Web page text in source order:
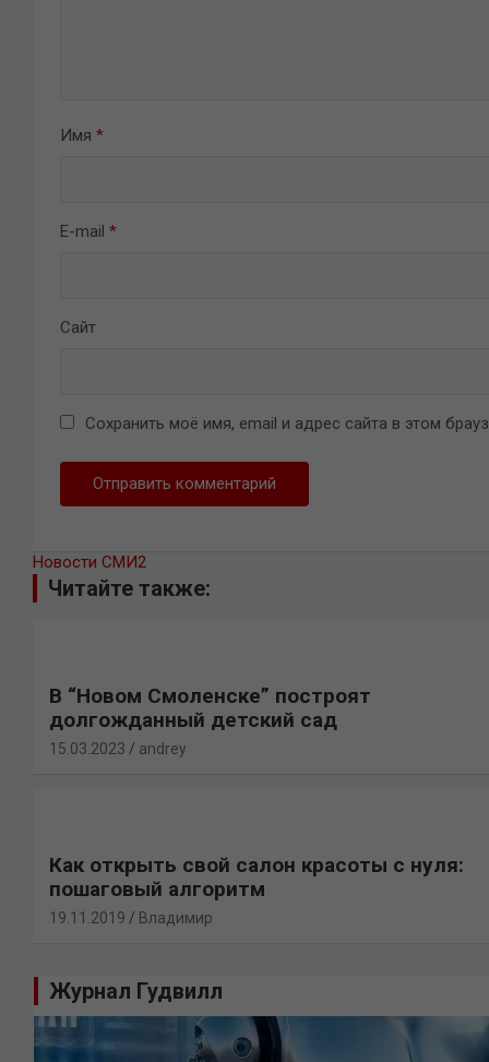
Имя *
E-mail *
Сайт
Сохранить моё имя, email и адрес сайта в этом
Новости СМИ2
Читайте также:
В “Новом Смоленске” построят
долгожданный детский сад
15.03.2023 andrey
Как открыть свой салон красоты с нуля:
пошаговый алгоритм
19.11.2019 Владимир
Журнал Гудвилл